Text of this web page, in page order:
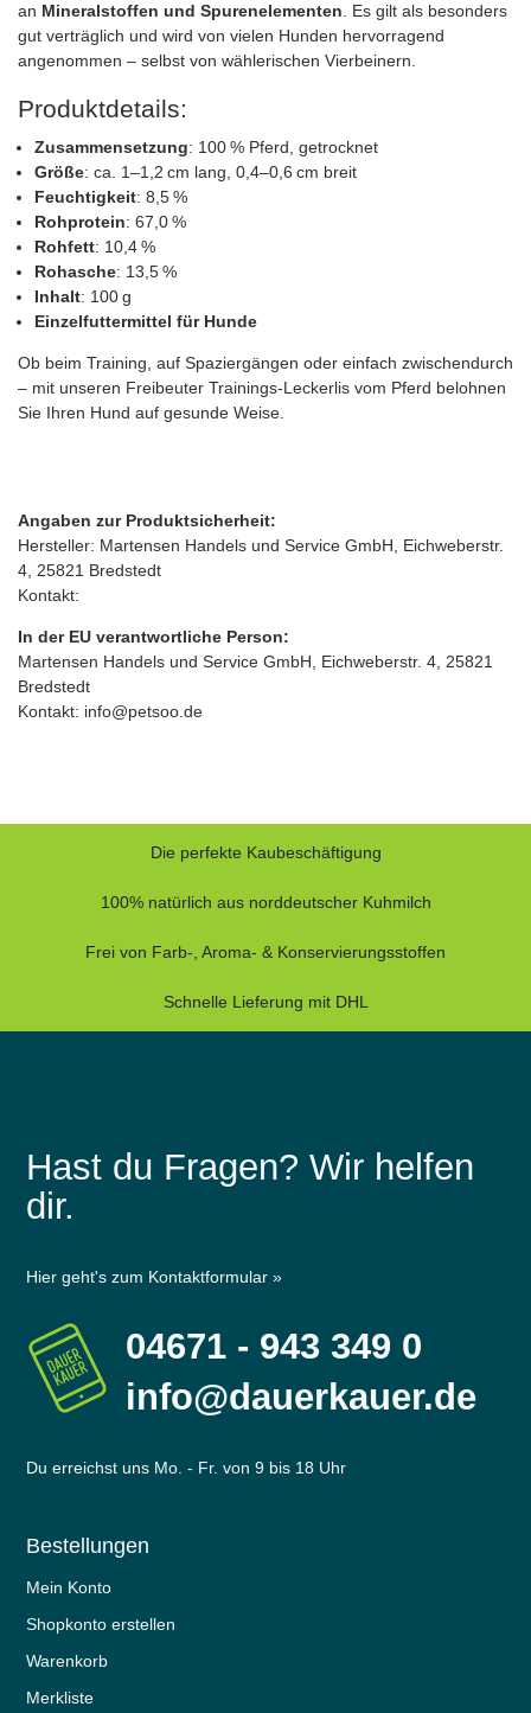
an Mineralstoffen und Spurenelementen . Es gilt als besonders
gut verträglich und wird von vielen Hunden hervorragend
angenommen – selbst von wählerischen Vierbeinern.
Produktdetails:
Zusammensetzung: 100 % Pferd, getrocknet
Größe: ca. 1–1,2 cm lang, 0,4–0,6 cm breit
Feuchtigkeit: 8,5 %
Rohprotein: 67,0 %
Rohfett: 10,4 %
Rohasche: 13,5 %
Inhalt: 100 g
Einzelfuttermittel für Hunde
Ob beim Training, auf Spaziergängen oder einfach zwischendurch
– mit unseren Freibeuter Trainings-Leckerlis vom Pferd belohnen
Sie Ihren Hund auf gesunde Weise.
Angaben zur Produktsicherheit:
Hersteller: Martensen Handels und Service GmbH, Eichweberstr.
4, 25821 Bredstedt
Kontakt:
In der EU verantwortliche Person:
Martensen Handels und Service GmbH, Eichweberstr. 4, 25821
Bredstedt
Kontakt: info@petsoo.de
Die perfekte Kaubeschäftigung
100% natürlich aus norddeutscher Kuhmilch
Frei von Farb-, Aroma- & Konservierungsstoffen
Schnelle Lieferung mit DHL
Hast du Fragen? Wir helfen
dir.
Hier geht's zum Kontaktformular »
04671 - 943 349 0
info@dauerkauer.de
Du erreichst uns Mo. - Fr. von 9 bis 18 Uhr
Bestellungen
Mein Konto
Shopkonto erstellen
Warenkorb
Merkliste